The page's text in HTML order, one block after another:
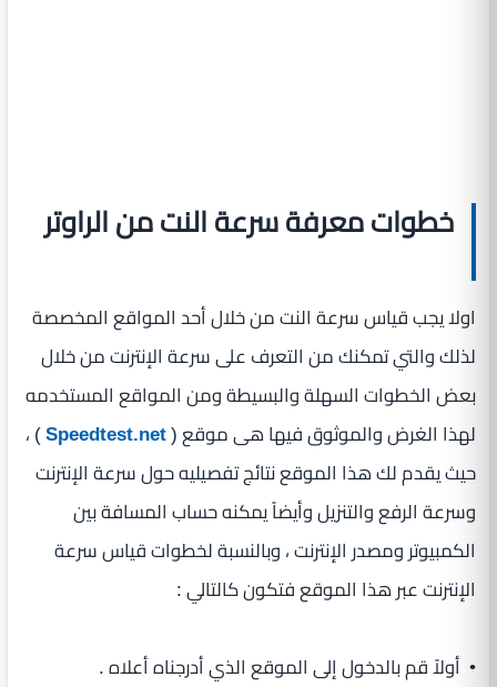
خطوات معرفة سرعة النت من الراوتر
اولا يجب قياس سرعة النت من خلال أحد المواقع المخصصة
لذلك والتي تمكنك من التعرف على سرعة الإنترنت من خلال
بعض الخطوات السهلة والبسيطة ومن المواقع المستخدمه
لهذا الغرض والموثوق فيها هى موقع (Speedtest.net) ،
حيث يقدم لك هذا الموقع نتائج تفصيليه حول سرعة الإنترنت
وسرعة الرفع والتنزيل وأيضاً يمكنه حساب المسافة بين
الكمبيوتر ومصدر الإنترنت ، وبالنسبة لخطوات قياس سرعة
الإنترنت عبر هذا الموقع فتكون كالتالي :
• أولاً قم بالدخول إلى الموقع الذي أدرجناه أعلاه .